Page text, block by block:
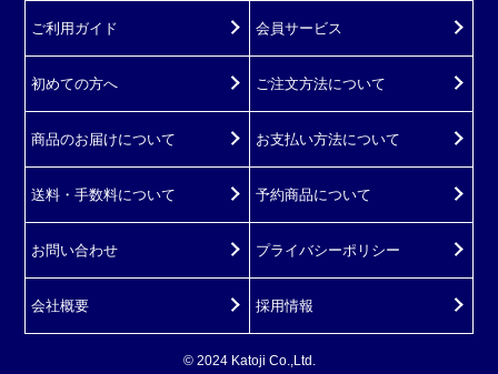
ご利用ガイド
初めての方へ
会員サービス
ご注文方法について
商品のお届けについて お支払い方法について
送料・手数料について 予約商品について
お問い合わせ プライバシーポリシー
会社概要 採用情報
© 2024 Katoji Co.,Ltd.